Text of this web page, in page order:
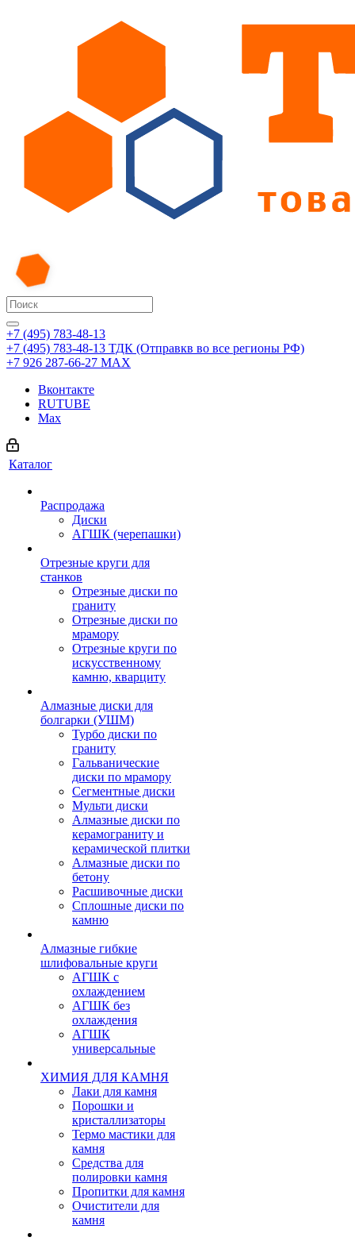
+7 (495) 783-48-13
+7 (495) 783-48-13 ТДК (Отправкв во все регионы РФ)
+7 926 287-66-27 МАХ
Вконтакте
RUTUBE
Max
Каталог
Распродажа
Диски
АГШК (черепашки)
Отрезные круги для
станков
Отрезные диски по
граниту
Отрезные диски по
мрамору
Отрезные круги по
искусственному
камню, кварциту
Алмазные диски для
болгарки (УШМ)
Турбо диски по
граниту
Гальванические
диски по мрамору
Сегментные диски
Мульти диски
Алмазные диски по
керамограниту и
керамической плитки
Алмазные диски по
бетону
Расшивочные диски
Сплошные диски по
камню
Алмазные гибкие
шлифовальные круги
АГШК с
охлаждением
АГШК без
охлаждения
АГШК
универсальные
ХИМИЯ ДЛЯ КАМНЯ
Лаки для камня
Порошки и
кристаллизаторы
Термо мастики для
камня
Средства для
полировки камня
Пропитки для камня
Очистители для
камня